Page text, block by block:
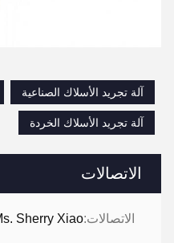
الاتصالات
الاتصالات:Sherry Xiao
آلة تجريد الأسلاك الصناعية
آلة تجريد الأسلاك الخردة